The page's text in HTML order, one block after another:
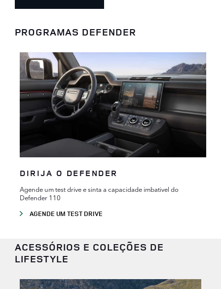
PROGRAMAS DEFENDER
DIRIJA O DEFENDER
Agende um test drive e sinta a capacidade imbativel do
Defender 110
AGENDE UM TEST DRIVE
ACESSÓRIOS E COLEÇÕES DE
LIFESTYLE